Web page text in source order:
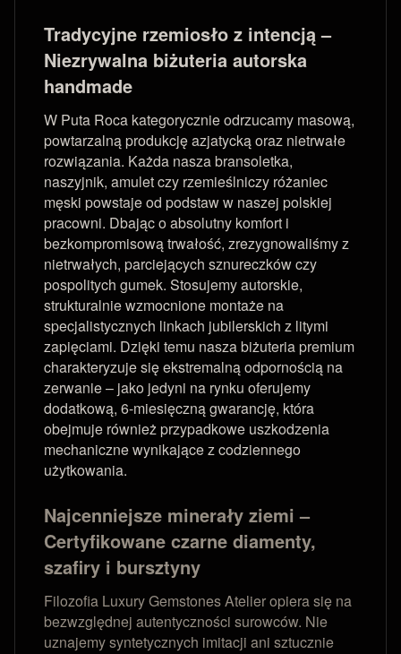
Tradycyjne rzemiosło z intencją –
Niezrywalna biżuteria autorska
handmade
W Puta Roca kategorycznie odrzucamy masową,
powtarzalną produkcję azjatycką oraz nietrwałe
rozwiązania. Każda nasza bransoletka,
naszyjnik, amulet czy rzemieślniczy różaniec
męski powstaje od podstaw w naszej polskiej
pracowni. Dbając o absolutny komfort i
bezkompromisową trwałość, zrezygnowaliśmy z
nietrwałych, parciejących sznureczków czy
pospolitych gumek. Stosujemy autorskie,
strukturalnie wzmocnione montaże na
specjalistycznych linkach jubilerskich z litymi
zapięciami. Dzięki temu nasza biżuteria premium
charakteryzuje się ekstremalną odpornością na
zerwanie – jako jedyni na rynku oferujemy
dodatkową, 6-miesięczną gwarancję, która
obejmuje również przypadkowe uszkodzenia
mechaniczne wynikające z codziennego
użytkowania.
Najcenniejsze minerały ziemi –
Certyfikowane czarne diamenty,
szafiry i bursztyny
Filozofia Luxury Gemstones Atelier opiera się na
bezwzględnej autentyczności surowców. Nie
uznajemy syntetycznych imitacji ani sztucznie